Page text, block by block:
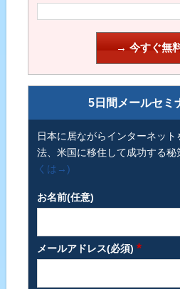
5日間メールセミ
日本に居ながらインターネッ
法、米国に移住して成功する秘
くは→)
お名前(任意)
メールアドレス(必須) *